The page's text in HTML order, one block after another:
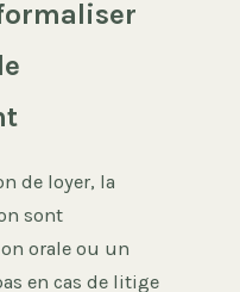
de loyer, la
sont
orale ou un
en cas de litige